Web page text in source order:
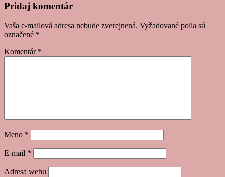
Pridaj komentár
Vaša e-mailová adresa nebude zverejnená. Vyžadované polia sú
označené *
Komentár *
Meno *
E-mail *
Adresa webu